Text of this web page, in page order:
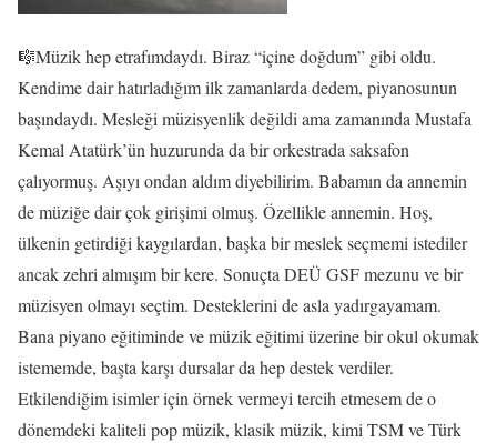
🎼Müzik hep etrafımdaydı. Biraz “içine doğdum” gibi oldu.
Kendime dair hatırladığım ilk zamanlarda dedem, piyanosunun
başındaydı. Mesleği müzisyenlik değildi ama zamanında Mustafa
Kemal Atatürk’ün huzurunda da bir orkestrada saksafon
çalıyormuş. Aşıyı ondan aldım diyebilirim. Babamın da annemin
de müziğe dair çok girişimi olmuş. Özellikle annemin. Hoş,
ülkenin getirdiği kaygılardan, başka bir meslek seçmemi istediler
ancak zehri almışım bir kere. Sonuçta DEÜ GSF mezunu ve bir
müzisyen olmayı seçtim. Desteklerini de asla yadırgayamam.
Bana piyano eğitiminde ve müzik eğitimi üzerine bir okul okumak
istememde, başta karşı dursalar da hep destek verdiler.
Etkilendiğim isimler için örnek vermeyi tercih etmesem de o
dönemdeki kaliteli pop müzik, klasik müzik, kimi TSM ve Türk